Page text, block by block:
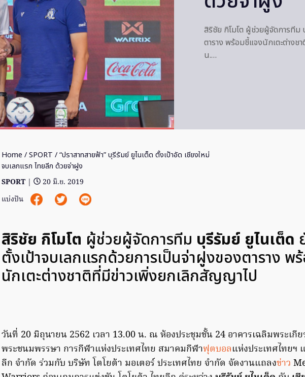
สิริชัย กิโมโต ผู้ช่วยผู้จัดการทีม
ตาราง พร้อมชี้แจงนักเตะต่าง
น.…
Home /SPORT / “ปราสาทสายฟ้า” บุรีรัมย์ ยูไนเต็ด ตั้งเป้าอัด เชียงใหม่
จบเลกแรก ไทยลีก ด้วยจ่าฝูง
SPORT |
20 มิ.ย. 2019
แบ่งปัน
สิริชัย กิโมโต ผู้ช่วยผู้จัดการทีม บุรีรัมย์ ยูไนเต็ด
ตั้งเป้าจบเลกแรกด้วยการเป็นจ่าฝูงของตาราง พ
นักเตะต่างชาติที่มีข่าวเพิ่งยกเลิกสัญญาไป
วันที่ 20 มิถุนายน 2562 เวลา 13.00 น. ณ ห้องประชุมชั้น 24 อาคารเฉลิมพระเกี
พระชนมพรรษา การกีฬาแห่งประเทศไทย สมาคมกีฬาฟุตบอลแห่งประเทศไทยฯ
ลีก จำกัด ร่วมกับ บริษัท โตโยต้า มอเตอร์ ประเทศไทย จำกัด จัดงานแถลงข่าว